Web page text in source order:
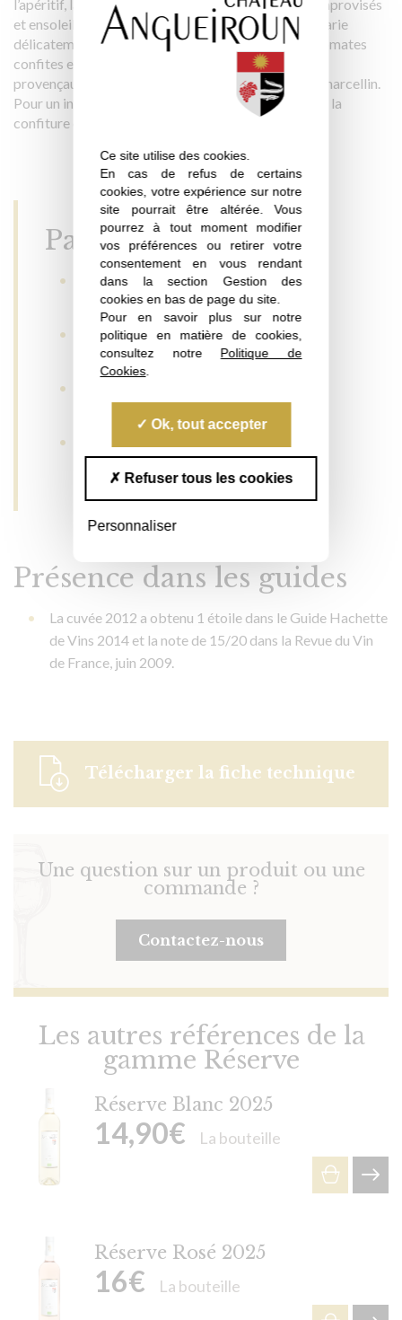
Ce site utilise des cookies.
En cas de refus de certains
cookies, votre expérience sur notre
site pourrait être altérée. Vous
pourrez à tout moment modifier
vos préférences ou retirer votre
consentement en vous rendant
dans la section Gestion des
cookies en bas de page du site.
Pour en savoir plus sur notre
politique en matière de cookies,
consultez notre Politique de
Cookies.
Ok, tout accepter
Refuser tous les cookies
Personnaliser
l’apéritif, la cuvée RESERVE enchantera vos repas improvisés
et ensoleillera vos plats de la cuisine du jardin ; se marie
délicatement avec des grillades, avec un lapin aux tomates
confites et olives noires, un osso bucco, des farcis
provençaux, un chèvre frais à l’huile d’olive ou un St marcellin.
Pour un instant plaisir gourmand : gâteau chocolat à la
confiture d’abricot.
Palmarès
Concours des Grands Vins de France de
Mâcon : médaille d’argent 2023
Concours des Vignerons Indépendants :
médaille d’or 2019
(Londres) : médaille d’argent 2024.
Présence dans les guides
La cuvée 2012 a obtenu 1 étoile dans le Guide Hachette
de Vins 2014 et la note de 15/20 dans la Revue du Vin
de France, juin 2009.
Télécharger la fiche technique
Une question sur un produit ou une
commande ?
Contactez-nous
Les autres références de la
gamme Réserve
Réserve Blanc 2025
14,90€ La bouteille
Réserve Rosé 2025
16€ La bouteille